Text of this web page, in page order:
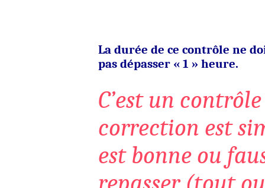
La durée de ce contrôle ne
pas dépasser « 1 » heure.
C’est un
correction est
est bonne ou